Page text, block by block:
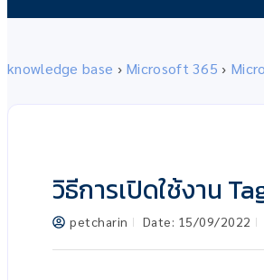
knowledge base › Microsoft 365 ›
วิธีการเปิดใช้งาน
petcharin Date: 15/09/2022